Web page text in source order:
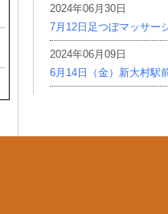
2024年06月30日
7月12日足つぼマッサー
2024年06月09日
6月14日（金）新大村駅